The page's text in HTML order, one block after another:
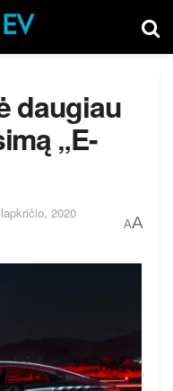
daugiau
„E-
2020
AA